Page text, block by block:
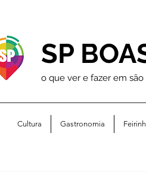
SP
o que ver e fazer em
Cultura Gastronomia